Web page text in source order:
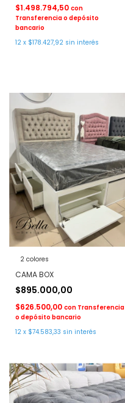
$1.498.794,50 con
Transferencia o depósito
bancario
12 x $178.427,92 sin interés
2 colores
CAMA BOX
$895.000,00
$626.500,00 con Transferencia
o depósito bancario
12 x $74.583,33 sin interés